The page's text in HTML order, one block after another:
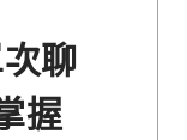
聊
握